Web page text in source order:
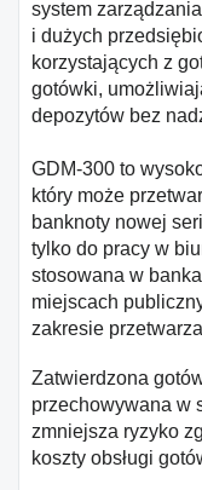
system
i dużych
korzystających z
gotówki,
depozytów bez
GDM-300 to
który może
banknoty nowej
tylko do pracy w
stosowana w
miejscach
zakresie
Zatwierdzona
przechowywana w
zmniejsza ryzyko
koszty obsługi